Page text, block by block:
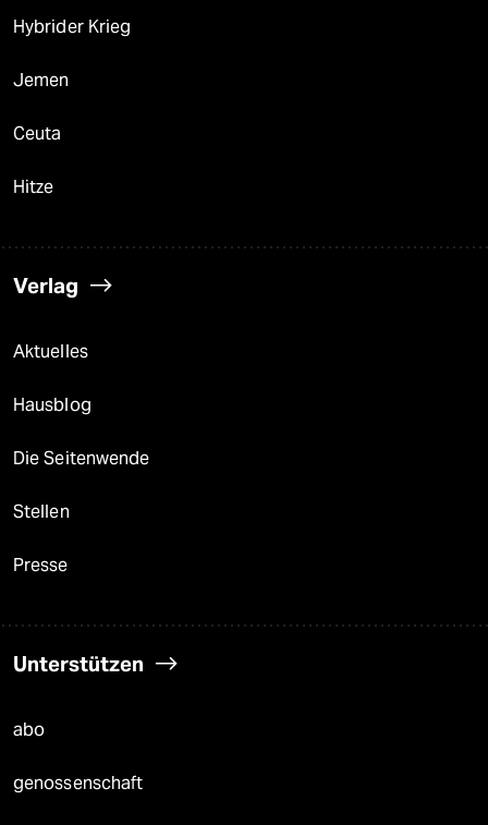
Hybrider Krieg
Jemen
Ceuta
Hitze
Verlag
Aktuelles
Hausblog
Die Seitenwende
Stellen
Presse
Unterstützen
abo
genossenschaft